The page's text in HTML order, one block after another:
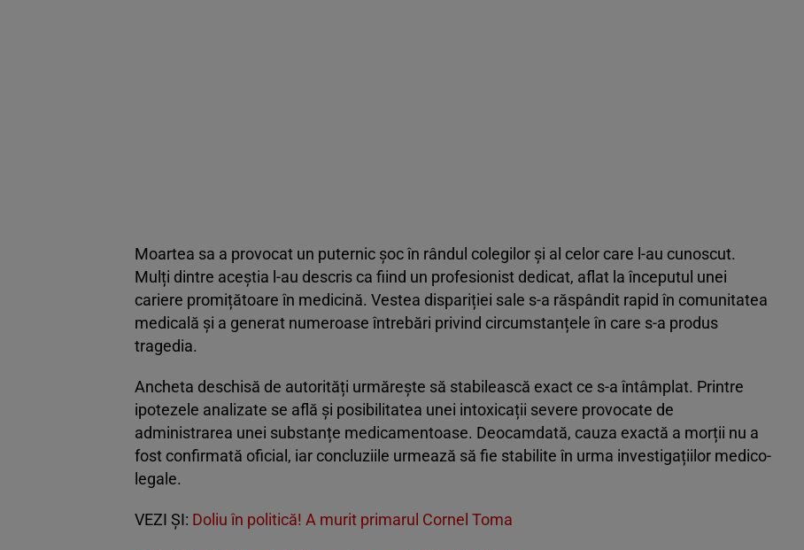
Moartea sa a provocat un puternic șoc în rândul colegilor și al celor care l-au cunoscut.
Mulți dintre aceștia l-au descris ca fiind un profesionist dedicat, aflat la începutul unei
cariere promițătoare în medicină. Vestea dispariției sale s-a răspândit rapid în comunitatea
medicală și a generat numeroase întrebări privind circumstanțele în care s-a produs
tragedia.
Ancheta deschisă de autorități urmărește să stabilească exact ce s-a întâmplat. Printre
ipotezele analizate se află și posibilitatea unei intoxicații severe provocate de
administrarea unei substanțe medicamentoase. Deocamdată, cauza exactă a morții nu a
fost confirmată oficial, iar concluziile urmează să fie stabilite în urma investigațiilor medico-
legale.
VEZI ȘI: Doliu în politică! A murit primarul Cornel Toma